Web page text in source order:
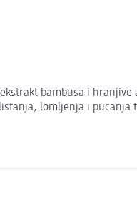
bambusa i hranjive
lomljenja i pucanja